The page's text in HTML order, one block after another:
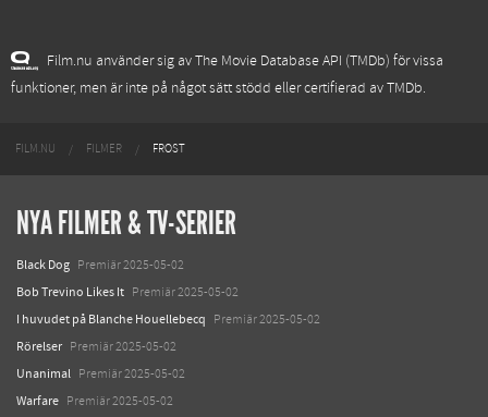
Film.nu använder sig av The Movie Database API (TMDb) för vissa
funktioner, men är inte på något sätt stödd eller certifierad av TMDb.
FILM.NU FILMER FROST
NYA FILMER & TV-SERIER
Black Dog Premiär 2025-05-02
Bob Trevino Likes It Premiär 2025-05-02
I huvudet på Blanche Houellebecq Premiär 2025-05-02
Rörelser Premiär 2025-05-02
Unanimal Premiär 2025-05-02
Warfare Premiär 2025-05-02